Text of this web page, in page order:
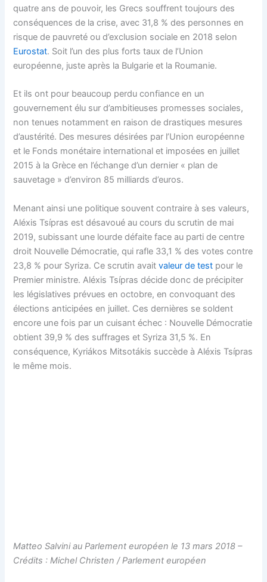
quatre ans de pouvoir, les Grecs souffrent toujours des
conséquences de la crise, avec 31,8 % des personnes en
risque de pauvreté ou d’exclusion sociale en 2018 selon
Eurostat. Soit l’un des plus forts taux de l’Union
européenne, juste après la Bulgarie et la Roumanie.
Et ils ont pour beaucoup perdu confiance en un
gouvernement élu sur d’ambitieuses promesses sociales,
non tenues notamment en raison de drastiques mesures
d’austérité. Des mesures désirées par l’Union européenne
et le Fonds monétaire international et imposées en juillet
2015 à la Grèce en l’échange d’un dernier « plan de
sauvetage » d’environ 85 milliards d’euros.
Menant ainsi une politique souvent contraire à ses valeurs,
Aléxis Tsípras est désavoué au cours du scrutin de mai
2019, subissant une lourde défaite face au parti de centre
droit Nouvelle Démocratie, qui rafle 33,1 % des votes contre
23,8 % pour Syriza. Ce scrutin avaitvaleur de test pour le
Premier ministre. Aléxis Tsípras décide donc de précipiter
les législatives prévues en octobre, en convoquant des
élections anticipées en juillet. Ces dernières se soldent
encore une fois par un cuisant échec : Nouvelle Démocratie
obtient 39,9 % des suffrages et Syriza 31,5 %. En
conséquence, Kyriákos Mitsotákis succède à Aléxis Tsípras
le même mois.
Matteo Salvini au Parlement européen le 13 mars 2018 –
Crédits : Michel Christen / Parlement européen